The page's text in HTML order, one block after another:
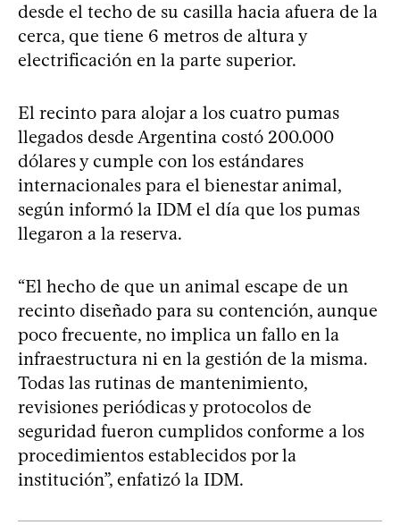
desde el techo de su casilla hacia afuera de la
cerca, que tiene 6 metros de altura y
electrificación en la parte superior.
El recinto para alojar a los cuatro pumas
llegados desde Argentina costó 200.000
dólares y cumple con los estándares
internacionales para el bienestar animal,
según informó la IDM el día que los pumas
llegaron a la reserva.
“El hecho de que un animal escape de un
recinto diseñado para su contención, aunque
poco frecuente, no implica un fallo en la
infraestructura ni en la gestión de la misma.
Todas las rutinas de mantenimiento,
revisiones periódicas y protocolos de
seguridad fueron cumplidos conforme a los
procedimientos establecidos por la
institución”, enfatizó la IDM.